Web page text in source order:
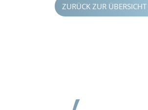
ZURÜCK ZUR ÜBERSICHT